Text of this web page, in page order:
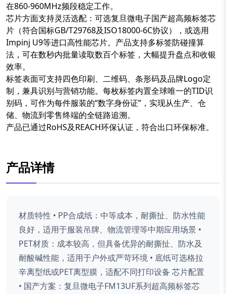
在860-960MHz频段稳定工作。
芯片方面支持灵活选配：可选复旦微电子国产超高频标签芯
片（符合国标GB/T29768及ISO18000-6C协议），或选用
Impinj U9等进口高性能芯片。产品支持多标签防碰撞算
法，可在数秒内批量读取数百个标签，大幅提升盘点和收银
效率。
标签表面可支持四色印刷、二维码、条形码及品牌Logo定
制，兼具识别与营销功能。每枚标签内置全球唯一的TID识
别码，可作为每件服装的“数字身份证”，实现从生产、仓
储、物流到零售终端的全链路追溯。
产品已通过RoHS及REACH环保认证，符合出口环保标准。
产品详情
材质特性 • PP合成纸：中等成本，耐撕扯、防水性能
良好，适用于服装吊牌、物流管理等中期应用场景 •
PET材质：成本较高，但具备优异的耐撕扯、防水及
耐酸碱性能，适用于户外或严苛环境 • 底纸可选格拉
辛离型纸或PET离型膜，适配不同打印设备 芯片配置
• 国产方案：复旦微电子FM13UF系列超高频标签芯